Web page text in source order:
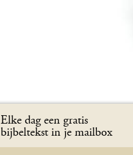
Elke dag een gratis
bijbeltekst in je mailbox